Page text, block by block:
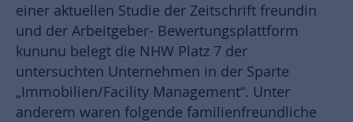
einer aktuellen Studie der Zeitschrift freundin
und der Arbeitgeber- Bewertungsplattform
kununu belegt die NHW Platz 7 der
untersuchten Unternehmen in der Sparte
„Immobilien/Facility Management“. Unter
anderem waren folgende familienfreundliche